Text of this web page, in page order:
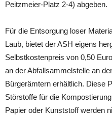
Peitzmeier-Platz 2-4) abgeben.
Für die Entsorgung loser
Laub, bietet der ASH eigens
Selbstkostenpreis von 0,50
an der Abfallsammelstelle an
Bürgerämtern erhältlich. Diese
Störstoffe für die
Papier oder Kunststoff werden